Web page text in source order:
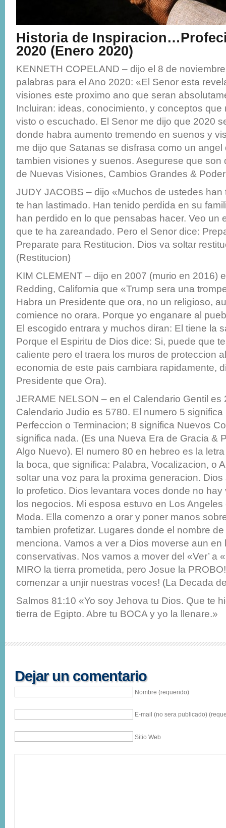
Historia de
2020 (Enero 2020)
KENNETH COPELAND – dijo el 8 de
palabras para el Ano 2020: «El Senor esta
visiones este proximo ano que seran
Incluiran: ideas, conocimiento, y conceptos que
visto o escuchado. El Senor me dijo que 2020
donde habra aumento tremendo en suenos y
me dijo que Satanas se disfrasa como un angel
tambien visiones y suenos. Asegurese que son
de Nuevas Visiones, Cambios Grandes &
JUDY JACOBS – dijo «Muchos de ustedes han
te han lastimado. Han tenido perdida en su
han perdido en lo que pensabas hacer. Veo un
que te ha zareandado. Pero el Senor dice:
Preparate para Restitucion. Dios va soltar
(Restitucion)
KIM CLEMENT – dijo en 2007 (murio en 2016)
Redding, California que «Trump sera una
Habra un Presidente que ora, no un religioso,
comience no orara. Porque yo enganare al
El escogido entrara y muchos diran: El tiene la
Porque el Espiritu de Dios dice: Si, puede que
caliente pero el traera los muros de proteccion
economia de este pais cambiara rapidamente,
Presidente que Ora).
JERAME NELSON – en el Calendario Gentil es
Calendario Judio es 5780. El numero 5
Perfeccion o Terminacion; 8 significa Nuevos
significa nada. (Es una Nueva Era de Gracia &
Algo Nuevo). El numero 80 en hebreo es la letra
la boca, que significa: Palabra, Vocalizacion, o
soltar una voz para la proxima generacion.
lo profetico. Dios levantara voces donde no
los negocios. Mi esposa estuvo en Los
Moda. Ella comenzo a orar y poner manos
tambien profetizar. Lugares donde el nombre
menciona. Vamos a ver a Dios moverse aun en
conservativas. Nos vamos a mover del «Ver’ a
MIRO la tierra prometida, pero Josue la
comenzar a unjir nuestras voces! (La Decada
Salmos 81:10 «Yo soy Jehova tu Dios. Que te
tierra de Egipto. Abre tu BOCA y yo la llenare.»
Dejar un comentario
Nombre (requerido)
E-mail (no sera publicado)
Sitio Web